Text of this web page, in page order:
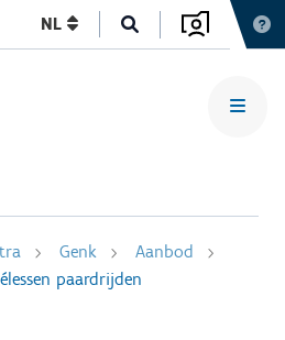
NL
Genk
Aanbod
paardrijden